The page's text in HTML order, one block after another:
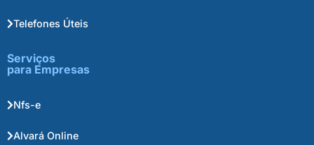
Telefones Úteis
Serviços
para Empresas
Nfs-e
Alvará Online